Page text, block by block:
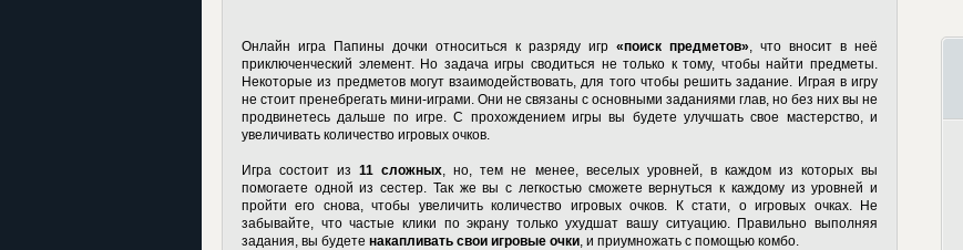
Онлайн игра Папины дочки относиться к разряду игр «поиск предметов», что вносит в неё
приключенческий элемент. Но задача игры сводиться не только к тому, чтобы найти предметы.
Некоторые из предметов могут взаимодействовать, для того чтобы решить задание. Играя в игру
не стоит пренебрегать мини-играми. Они не связаны с основными заданиями глав, но без них вы не
продвинетесь дальше по игре. С прохождением игры вы будете улучшать свое мастерство, и
увеличивать количество игровых очков.
Игра состоит из11 сложных, но, тем не менее, веселых уровней, в каждом из которых вы
помогаете одной из сестер. Так же вы с легкостью сможете вернуться к каждому из уровней и
пройти его снова, чтобы увеличить количество игровых очков. К стати, о игровых очках. Не
забывайте, что частые клики по экрану только ухудшат вашу ситуацию. Правильно выполняя
задания, вы будете накапливать свои игровые очки, и приумножать с помощью комбо.